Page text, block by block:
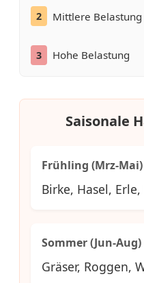
2 Mittlere Belastung
3 Hohe Belastung
Saisonale
Frühling (Mrz-Mai)
Birke, Hasel, Erle,
Sommer (Jun-Aug)
Gräser, Roggen,